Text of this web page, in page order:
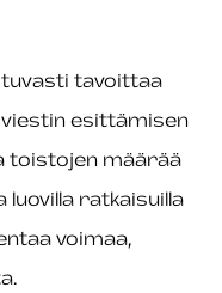
tavoittaa
esittämisen
toistojen määrää
luovilla ratkaisuilla
voimaa,